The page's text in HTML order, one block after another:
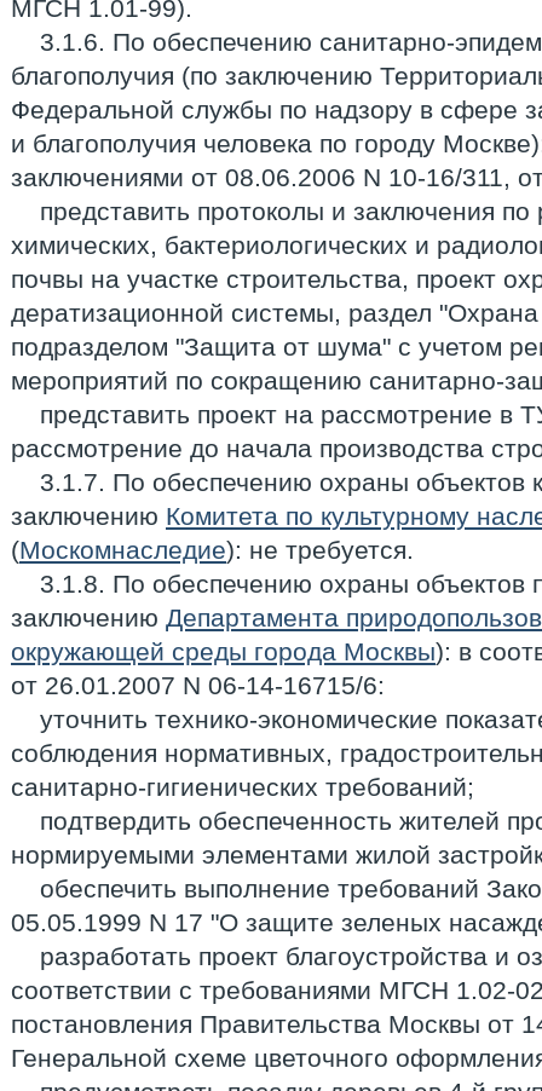
МГСН 1.01-99).
3.1.6. По обеспечению санитарно-
благополучия (по заключению
Федеральной службы по надзору в сфере
и благополучия человека по городу
заключениями от 08.06.2006 N 10-16/311,
представить протоколы и заключения по
химических, бактериологических и
почвы на участке строительства, проект
дератизационной системы, раздел
подразделом "Защита от шума" с учетом
мероприятий по сокращению санитарно-
представить проект на рассмотрение в
рассмотрение до начала производства
3.1.7. По обеспечению охраны объектов
заключению Комитета по культурному
(Москомнаследие): не требуется.
3.1.8. По обеспечению охраны объектов
заключению Департамента
окружающей среды города Москвы): в
от 26.01.2007 N 06-14-16715/6:
уточнить технико-экономические
соблюдения нормативных,
санитарно-гигиенических требований;
подтвердить обеспеченность жителей
нормируемыми элементами жилой
обеспечить выполнение требований
05.05.1999 N 17 "О защите зеленых
разработать проект благоустройства и
соответствии с требованиями МГСН 1.02-
постановления Правительства Москвы от
Генеральной схеме цветочного